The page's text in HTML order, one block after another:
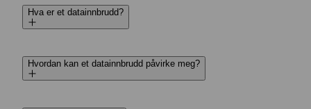
Hva er et data­innbrudd?
Hvordan kan et data­innbrudd påvirke meg?